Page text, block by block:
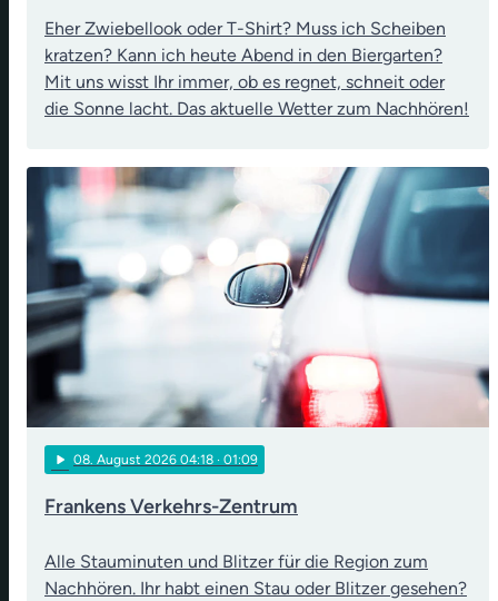
Eher Zwiebellook oder T-Shirt? Muss ich Scheiben
kratzen? Kann ich heute Abend in den Biergarten?
Mit uns wisst Ihr immer, ob es regnet, schneit oder
die Sonne lacht. Das aktuelle Wetter zum Nachhören!
play_arrow 08. August 2026 04:18 · 01:09
Frankens Verkehrs-Zentrum
Alle Stauminuten und Blitzer für die Region zum
Nachhören. Ihr habt einen Stau oder Blitzer gesehen?